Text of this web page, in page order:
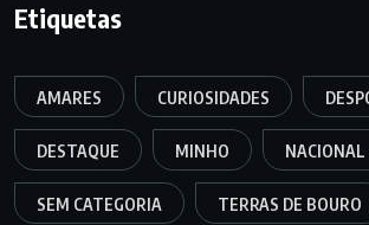
Etiquetas
AMARES CURIOSIDADES
DESTAQUE MINHO NACIONAL
SEM CATEGORIA TERRAS DE BOURO